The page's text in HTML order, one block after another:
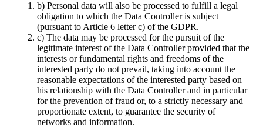
b) Personal data will also be processed to fulfill a legal
obligation to which the Data Controller is subject
(pursuant to Article 6 letter c) of the GDPR.
c) The data may be processed for the pursuit of the
legitimate interest of the Data Controller provided that the
interests or fundamental rights and freedoms of the
interested party do not prevail, taking into account the
reasonable expectations of the interested party based on
his relationship with the Data Controller and in particular
for the prevention of fraud or, to a strictly necessary and
proportionate extent, to guarantee the security of
networks and information.